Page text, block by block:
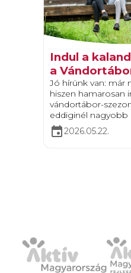
Indul a
a
Jó hírünk van: már
hiszen hamarosan
vándortábor-
eddiginél nagyobb
számíthattok:
útvonalon, 774
event2026.05.22.